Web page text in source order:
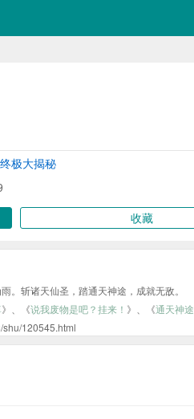
极大揭秘
收藏
。斩诸天仙圣，踏通天神途，成就无敌。
》、《说我废物是吧？挂来！ 》、《通天神途
shu/120545.html